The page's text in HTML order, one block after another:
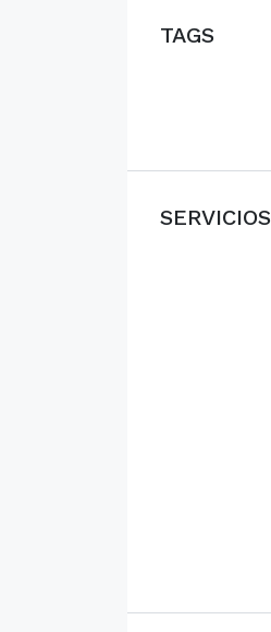
TAGS
SERVICIOS